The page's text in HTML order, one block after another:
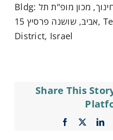
Bldg: בתוך מכללת לווינסקי לחינוך, מכון מופ"ת תל
אביב, שושנה פרסיץ 15, Tel Aviv, Tel Aviv
District, Israel
Share This
Facebook